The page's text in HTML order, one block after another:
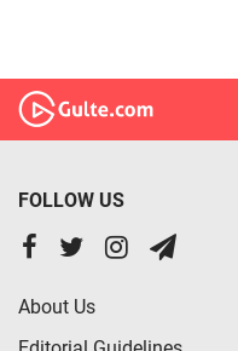
FOLLOW US
About Us